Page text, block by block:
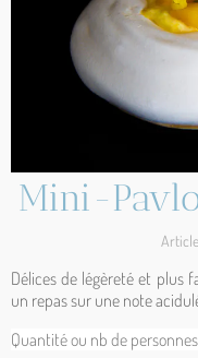
Mini-
Délices de légèreté et plus
un repas sur une note
Quantité ou nb de